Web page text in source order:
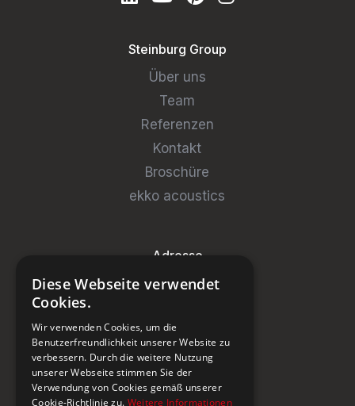
Steinburg Group
Über uns
Team
Referenzen
Kontakt
Broschüre
ekko acoustics
Adresse
Steinburg Group GmbH
CH-5466 Kaiserstuhl
+41 43 433 00 25
Diese Webseite verwendet
Cookies.
Wir verwenden Cookies, um die
Benutzerfreundlichkeit unserer Website zu
verbessern. Durch die weitere Nutzung
unserer Webseite stimmen Sie der
Verwendung von Cookies gemäß unserer
Cookie-Richtlinie zu. Weitere Informationen